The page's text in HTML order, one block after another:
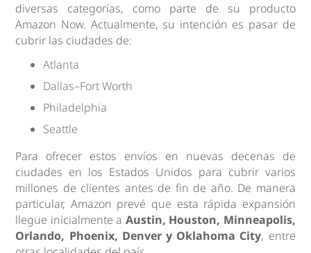
diversas categorías, como parte de su producto
Amazon Now. Actualmente, su intención es pasar de
cubrir las ciudades de:
Atlanta
Dallas–Fort Worth
Philadelphia
Seattle
Para ofrecer estos envíos en nuevas decenas de
ciudades en los Estados Unidos para cubrir varios
millones de clientes antes de fin de año. De manera
particular, Amazon prevé que esta rápida expansión
llegue inicialmente a Austin, Houston, Minneapolis,
Orlando, Phoenix, Denver y Oklahoma City, entre